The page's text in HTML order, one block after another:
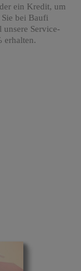
ein Kredit, um
bei Baufi
unsere Service-
erhalten.